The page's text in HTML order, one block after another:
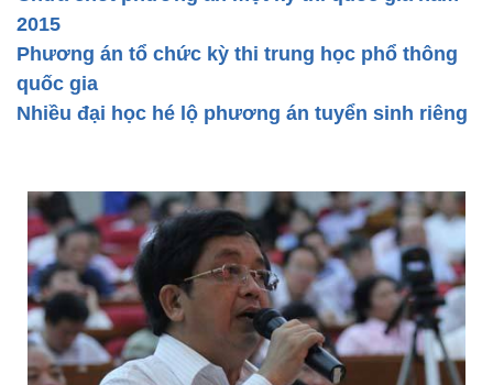
2015
Phương án tổ chức kỳ thi trung học phổ thông
quốc gia
Nhiều đại học hé lộ phương án tuyển sinh riêng